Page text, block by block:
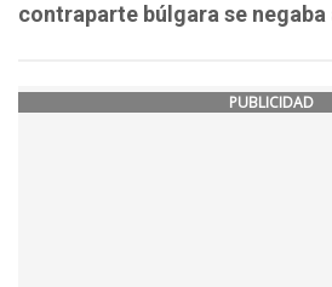
contraparte búlgara se negaba
PUBLICIDAD